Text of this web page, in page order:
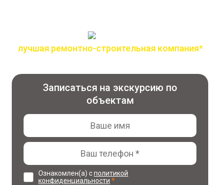
лучшая ремонтно-строительная компания*
Записаться на экскурсию по
объектам
Ознакомлен(а) сполитикой
конфиденциальности *